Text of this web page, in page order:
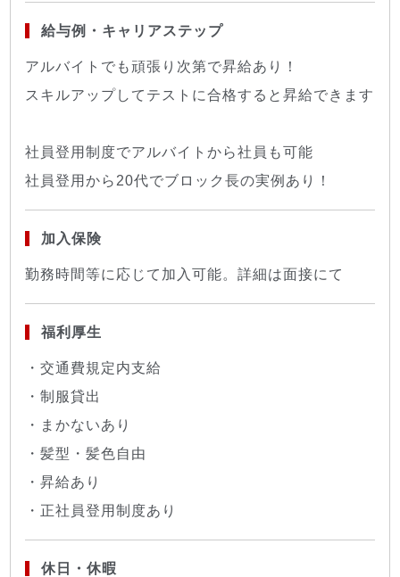
給与例・キャリアステップ
アルバイトでも頑張り次第で昇給あり！
スキルアップしてテストに合格すると昇給できます
社員登用制度でアルバイトから社員も可能
社員登用から20代でブロック長の実例あり！
加入保険
勤務時間等に応じて加入可能。詳細は面接にて
福利厚生
・交通費規定内支給
・制服貸出
・まかないあり
・髪型・髪色自由
・昇給あり
・正社員登用制度あり
休日・休暇